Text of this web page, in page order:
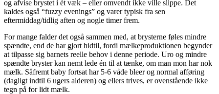
og afvise brystet i ét væk – eller omvendt ikke ville slippe. Det
kaldes også “fuzzy evenings” og varer typisk fra sen
eftermiddag/tidlig aften og nogle timer frem.
For mange falder det også sammen med, at brysterne føles mindre
spændte, end de har gjort hidtil, fordi mælkeproduktionen begynder
at tilpasse sig barnets reelle behov i denne periode. Uro og mindre
spændte bryster kan nemt lede én til at tænke, om man mon har nok
mælk. Såfremt baby fortsat har 5-6 våde bleer og normal afføring
(dagligt indtil 6 ugers alderen) og ellers trives, er ovenstående ikke
tegn på for lidt mælk.